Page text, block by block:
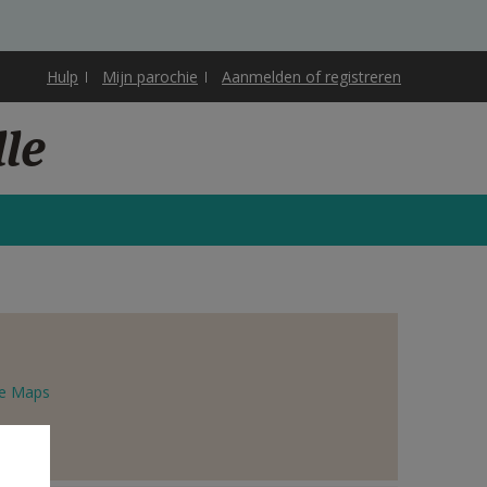
Hulp Mijn parochie Aanmelden of registreren
Maps